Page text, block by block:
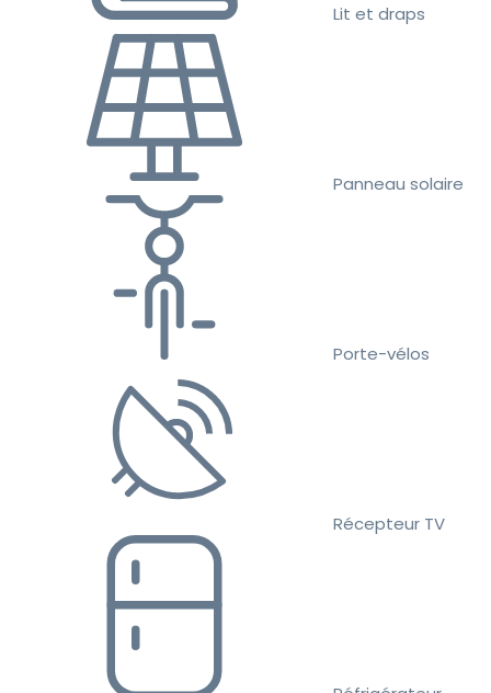
Lit et draps
Panneau solaire
Porte-vélos
Récepteur TV